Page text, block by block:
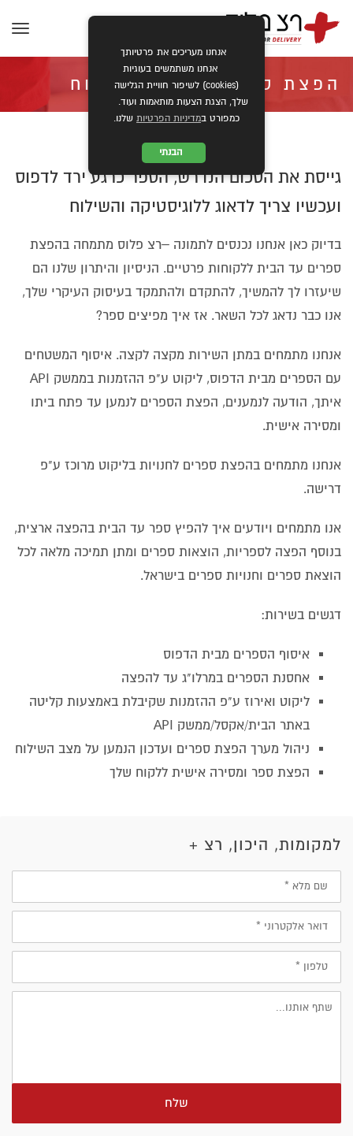
הפצת ספרים עד בית לקוח
גייסת את הסכום הנדרש, הספר כרגע ירד לדפוס
ועכשיו צריך לדאוג ללוגיסטיקה והשילוח
בדיוק כאן אנחנו נכנסים לתמונה –רצ פלוס מתמחה בהפצת
ספרים עד הבית ללקוחות פרטיים. הניסיון והיתרון שלנו הם
שיעזרו לך להמשיך, להתקדם ולהתמקד בעיסוק העיקרי שלך,
אנו כבר נדאג לכל השאר. אז איך מפיצים ספר?
אנחנו מתמחים במתן השירות מקצה לקצה. איסוף המשטחים
עם הספרים מבית הדפוס, ליקוט ע"פ ההזמנות בממשק API
איתך, הודעה לנמענים, הפצת הספרים לנמען עד פתח ביתו
ומסירה אישית.
אנחנו מתמחים בהפצת ספרים לחנויות בליקוט מרוכז ע"פ
דרישה.
אנו מתמחים ויודעים איך להפיץ ספר עד הבית בהפצה ארצית,
בנוסף הפצה לספריות, הוצאות ספרים ומתן תמיכה מלאה לכל
הוצאת ספרים וחנויות ספרים בישראל.
דגשים בשירות:
איסוף הספרים מבית הדפוס
אחסנת הספרים במרלו"ג עד להפצה
ליקוט ואירוז ע"פ ההזמנות שקיבלת באמצעות קליטה
באתר הבית/אקסל/ממשק API
ניהול מערך הפצת ספרים ועדכון הנמען על מצב השילוח
הפצת ספר ומסירה אישית ללקוח שלך
למקומות, היכון, רצ +
שם
מלא
דוא״ל
טלפון
שלח
אנחנו מעריכים את פרטיותך
אנחנו משתמשים בעוגיות
(cookies) לשיפור חוויית הגלישה
שלך, הצגת הצעות מותאמות ועוד.
כמפורט במדיניות הפרטיות שלנו.
הבנתי